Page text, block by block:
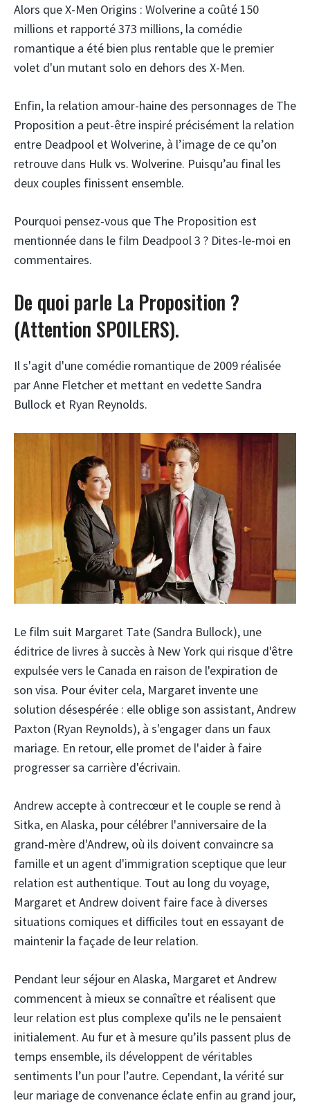
Alors que X-Men Origins : Wolverine a coûté 150
millions et rapporté 373 millions, la comédie
romantique a été bien plus rentable que le premier
volet d'un mutant solo en dehors des X-Men.
Enfin, la relation amour-haine des personnages de The
Proposition a peut-être inspiré précisément la relation
entre Deadpool et Wolverine, à l’image de ce qu’on
retrouve dans Hulk vs. Wolverine. Puisqu’au final les
deux couples finissent ensemble.
Pourquoi pensez-vous que The Proposition est
mentionnée dans le film Deadpool 3 ? Dites-le-moi en
commentaires.
De quoi parle La Proposition ?
(Attention SPOILERS).
Il s'agit d'une comédie romantique de 2009 réalisée
par Anne Fletcher et mettant en vedette Sandra
Bullock et Ryan Reynolds.
Le film suit Margaret Tate (Sandra Bullock), une
éditrice de livres à succès à New York qui risque d'être
expulsée vers le Canada en raison de l'expiration de
son visa. Pour éviter cela, Margaret invente une
solution désespérée : elle oblige son assistant, Andrew
Paxton (Ryan Reynolds), à s'engager dans un faux
mariage. En retour, elle promet de l'aider à faire
progresser sa carrière d'écrivain.
Andrew accepte à contrecœur et le couple se rend à
Sitka, en Alaska, pour célébrer l'anniversaire de la
grand-mère d'Andrew, où ils doivent convaincre sa
famille et un agent d'immigration sceptique que leur
relation est authentique. Tout au long du voyage,
Margaret et Andrew doivent faire face à diverses
situations comiques et difficiles tout en essayant de
maintenir la façade de leur relation.
Pendant leur séjour en Alaska, Margaret et Andrew
commencent à mieux se connaître et réalisent que
leur relation est plus complexe qu'ils ne le pensaient
initialement. Au fur et à mesure qu’ils passent plus de
temps ensemble, ils développent de véritables
sentiments l’un pour l’autre. Cependant, la vérité sur
leur mariage de convenance éclate enfin au grand jour,